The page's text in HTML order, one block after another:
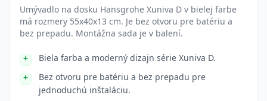
Umývadlo na dosku Hansgrohe Xuniva D v bielej farbe
má rozmery 55x40x13 cm. Je bez otvoru pre batériu a
bez prepadu. Montážna sada je v balení.
Biela farba a moderný dizajn série Xuniva D.
Bez otvoru pre batériu a bez prepadu pre
jednoduchú inštaláciu.